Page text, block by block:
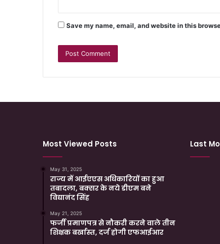
Save my name, email, and website in this
Most Viewed Posts
May 31, 2025
राज्य में आईएएस अधिकारियों का हुआ
तबादला, बक्सर के नये डीएम बने
विद्यानंद सिंह
May 21, 2025
फर्जी प्रमाणपत्र से नौकरी करने वाले तीन
शिक्षक बर्खास्त, दर्ज होगी एफआईआर
Last